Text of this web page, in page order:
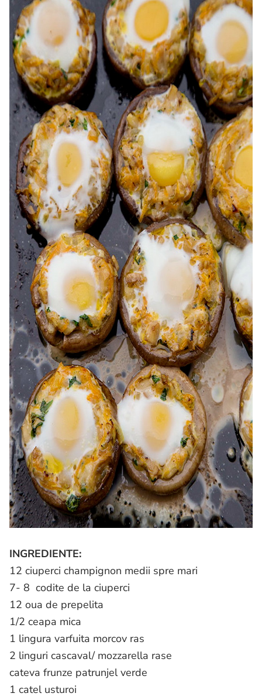
INGREDIENTE:
12 ciuperci champignon medii spre mari
7- 8 codite de la ciuperci
12 oua de prepelita
1/2 ceapa mica
1 lingura varfuita morcov ras
2 linguri cascaval/ mozzarella rase
cateva frunze patrunjel verde
1 catel usturoi